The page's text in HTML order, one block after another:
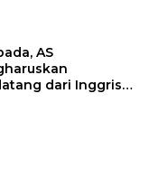
AS
dari Inggris